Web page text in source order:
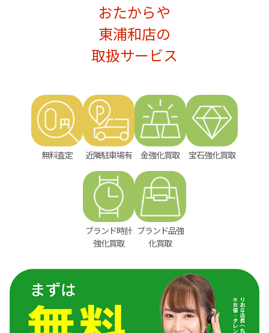
おたからや
東浦和店の
取扱サービス
無料査定 近隣駐車場有 金強化買取 宝石強化買取
ブランド時計
強化買取
ブランド品強
化買取